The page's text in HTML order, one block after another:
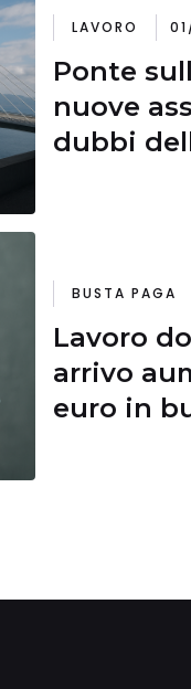
LAVORO
Ponte
nuove
dubbi
BUSTA PAGA
Lavoro
arrivo
euro in